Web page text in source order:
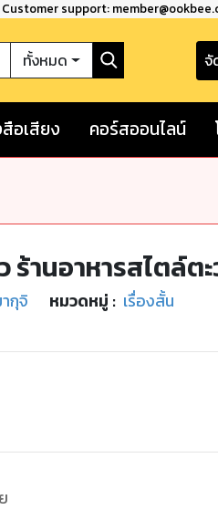
Customer support:
ทั้งหมด จั
อเสียง คอร์สออนไลน์
านอาหารสไตล์ต
กุจิ หมวดหมู่ : เรื่องสั้น